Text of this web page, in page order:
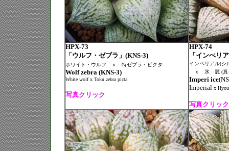
HPX-73
「ウルフ・ゼブラ」(KNS-3)
ホワイト・ウルフ ｘ 特ゼブラ・ピクタ
Wolf zebra (KNS-3)
White wolf x Toku zebra picta
写真クリック
HPX-74
「インぺリ
インペリアル(シ
ｘ 氷 麗 (真
Imperi ice
Imperial x
写真クリック